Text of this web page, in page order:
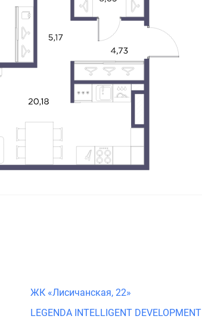
ЖК «Лисичанская, 22»
LEGENDA INTELLIGENT DEVELOPMENT